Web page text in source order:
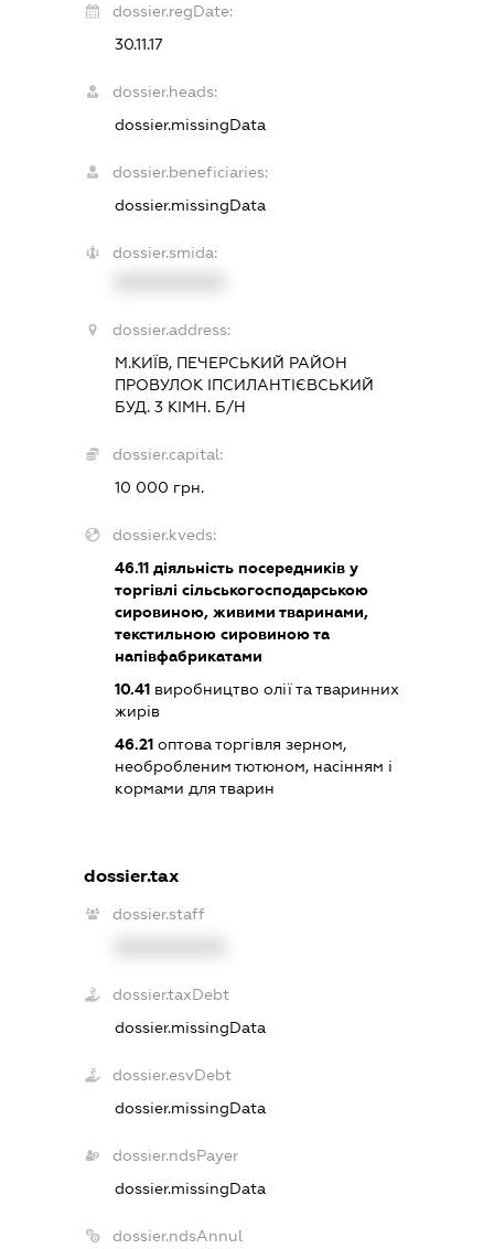
dossier.regDate:
30.11.17
dossier.heads:
dossier.missingData
dossier.beneficiaries:
dossier.missingData
dossier.smida:
dossier.address:
М.КИЇВ, ПЕЧЕРСЬКИЙ РАЙОН
ПРОВУЛОК ІПСИЛАНТІЄВСЬКИЙ
БУД. 3 КІМН. Б/Н
dossier.capital:
10 000 грн.
dossier.kveds:
46.11 діяльність посередників у
торгівлі сільськогосподарською
сировиною, живими тваринами,
текстильною сировиною та
напівфабрикатами
10.41 виробництво олії та тваринних
жирів
46.21 оптова торгівля зерном,
необробленим тютюном, насінням і
кормами для тварин
dossier.tax
dossier.staff
dossier.taxDebt
dossier.missingData
dossier.esvDebt
dossier.missingData
dossier.ndsPayer
dossier.missingData
dossier.ndsAnnul